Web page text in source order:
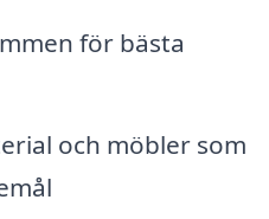
för bästa
och möbler som